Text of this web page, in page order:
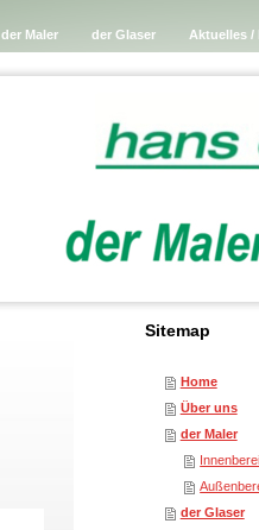
der Maler der Glaser Aktuelles /
Sitemap
Home
Über uns
der Maler
der Glaser